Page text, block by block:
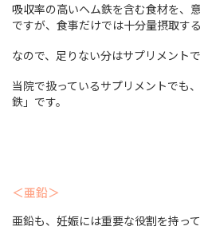
吸収率の高いヘム鉄を含む食材を、
ですが、食事だけでは十分量摂取す
なので、足りない分はサプリメント
当院で扱っているサプリメントでも
鉄」です。
＜亜鉛＞
亜鉛も、妊娠には重要な役割を持って